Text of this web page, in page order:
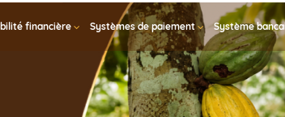
financière Systèmes de paiement Système